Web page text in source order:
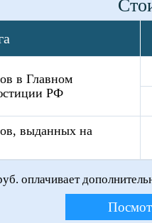
в Главном
РФ
выданных на
оплачивает